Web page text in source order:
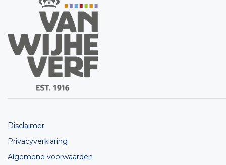
Disclaimer
Privacyverklaring
Algemene voorwaarden